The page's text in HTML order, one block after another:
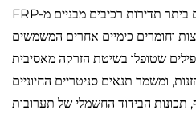
מתקני טיפול במים וביוב מציינים ביתר תדירות רכיבים מבניים מ-FRP
וחומרים כימיים אחרים המשמשים
שטופלו בשיטת הזרקה מאסיבית
ומשמר תנאים סניטריים החיוניים
תכונות הבידוד החשמלי של תערובות